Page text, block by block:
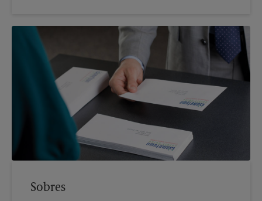
Sobres